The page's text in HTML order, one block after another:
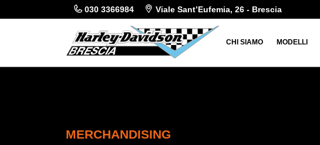
030 3366984 Viale Sant’Eufemia, 26 - Brescia
CHI SIAMO MODELLI
MERCHANDISING